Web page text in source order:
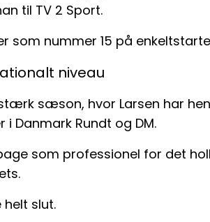
til TV 2 Sport.
som nummer 15 på
niveau
sæson, hvor Larsen har
Danmark Rundt og DM.
som professionel for det
slut.